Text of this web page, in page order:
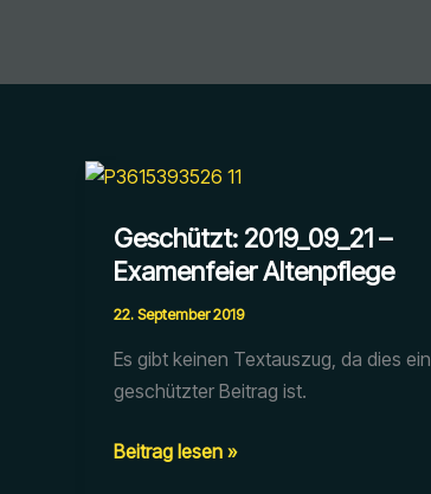
Geschützt: 2019_09_21 –
Examenfeier Altenpflege
22. September 2019
Es gibt keinen Textauszug, da dies ein
geschützter Beitrag ist.
Geschützt:
Beitrag lesen »